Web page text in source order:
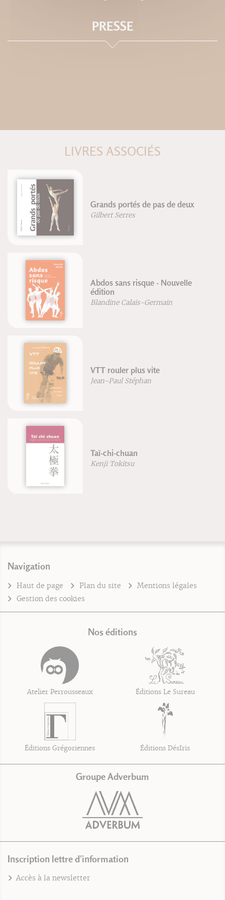
PRESSE
LIVRES ASSOCIÉS
Grands portés de pas de deux
Gilbert Serres
Abdos sans risque - Nouvelle
édition
Blandine Calais-Germain
VTT rouler plus vite
Jean-Paul Stéphan
Taï-chi-chuan
Kenji Tokitsu
Navigation
Haut de page Plan du site
Mentions légales
Gestion des cookies
Nos éditions
Atelier Perrousseaux Éditions Le Sureau
Éditions Grégoriennes Éditions DésIris
Groupe Adverbum
Inscription lettre d'information
Accès à la newsletter